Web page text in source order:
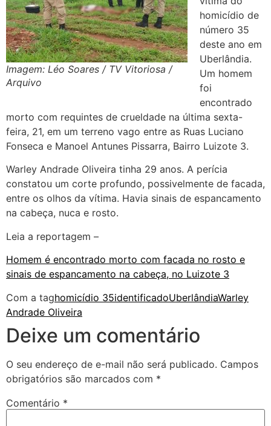
Imagem: Léo Soares / TV Vitoriosa /
Arquivo
homicídio de
número 35
deste ano em
Uberlândia.
Um homem
foi
encontrado
morto com requintes de crueldade na última sexta-
feira, 21, em um terreno vago entre as Ruas Luciano
Fonseca e Manoel Antunes Pissarra, Bairro Luizote 3.
Warley Andrade Oliveira tinha 29 anos. A perícia
constatou um corte profundo, possivelmente de facada,
entre os olhos da vítima. Havia sinais de espancamento
na cabeça, nuca e rosto.
Leia a reportagem –
Homem é encontrado morto com facada no rosto e
sinais de espancamento na cabeça, no Luizote 3
Com a taghomicídio 35identificadoUberlândiaWarley
Andrade Oliveira
Deixe um comentário
O seu endereço de e-mail não será publicado. Campos
obrigatórios são marcados com *
Comentário *